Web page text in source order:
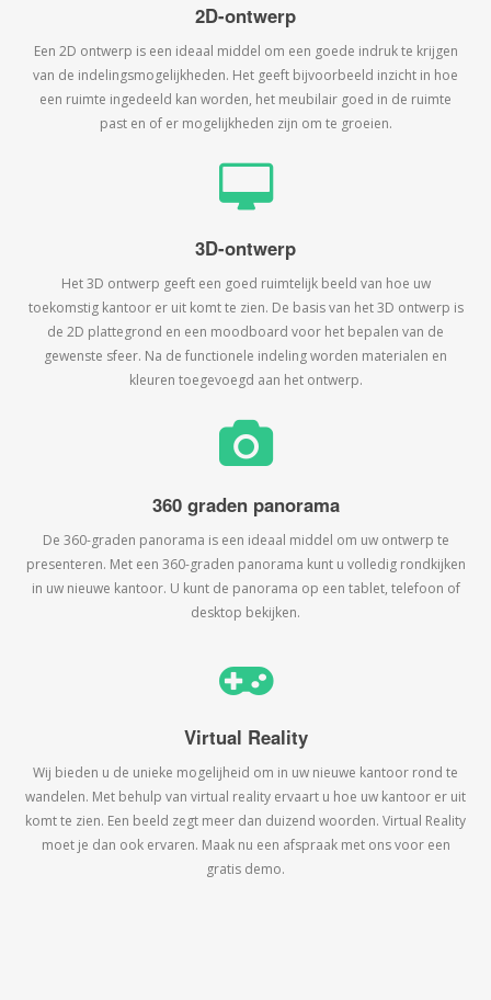
2D-ontwerp
Een 2D ontwerp is een ideaal middel om een goede indruk te krijgen
van de indelingsmogelijkheden. Het geeft bijvoorbeeld inzicht in hoe
een ruimte ingedeeld kan worden, het meubilair goed in de ruimte
past en of er mogelijkheden zijn om te groeien.
3D-ontwerp
Het 3D ontwerp geeft een goed ruimtelijk beeld van hoe uw
toekomstig kantoor er uit komt te zien. De basis van het 3D ontwerp is
de 2D plattegrond en een moodboard voor het bepalen van de
gewenste sfeer. Na de functionele indeling worden materialen en
kleuren toegevoegd aan het ontwerp.
360 graden panorama
De 360-graden panorama is een ideaal middel om uw ontwerp te
presenteren. Met een 360-graden panorama kunt u volledig rondkijken
in uw nieuwe kantoor. U kunt de panorama op een tablet, telefoon of
desktop bekijken.
Virtual Reality
Wij bieden u de unieke mogelijheid om in uw nieuwe kantoor rond te
wandelen. Met behulp van virtual reality ervaart u hoe uw kantoor er uit
komt te zien. Een beeld zegt meer dan duizend woorden. Virtual Reality
moet je dan ook ervaren. Maak nu een afspraak met ons voor een
gratis demo.